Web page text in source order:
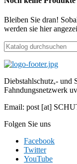
Bleiben Sie dran!
werden sie hier
Diebstahlschutz,- und
Fahndungsnetzwerk
Email: post [at]
Folgen Sie uns
Facebook
Twitter
YouTube